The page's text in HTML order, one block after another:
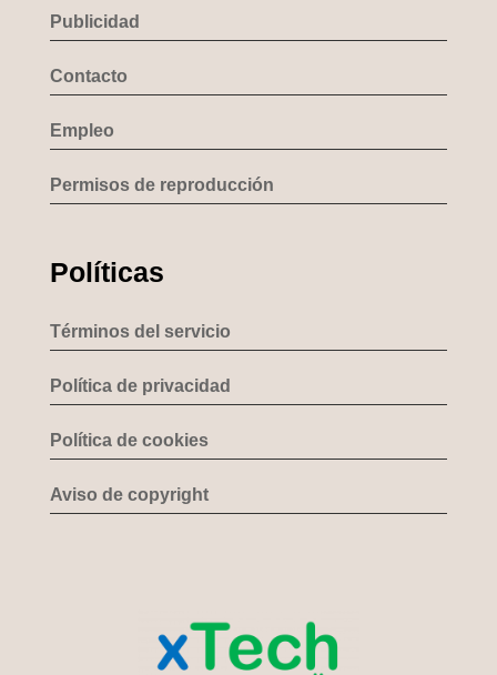
Publicidad
Contacto
Empleo
Permisos de reproducción
Políticas
Términos del servicio
Política de privacidad
Política de cookies
Aviso de copyright